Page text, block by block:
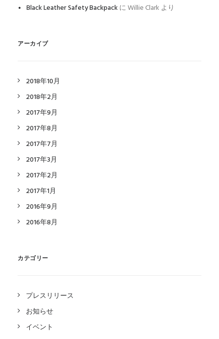
Black Leather Safety BackpackにWillie Clark より
アーカイブ
2018年10月
2018年2月
2017年9月
2017年8月
2017年7月
2017年3月
2017年2月
2017年1月
2016年9月
2016年8月
カテゴリー
プレスリリース
お知らせ
イベント